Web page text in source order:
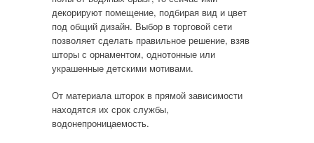
декорируют помещение, подбирая вид и цвет
под общий дизайн. Выбор в торговой сети
позволяет сделать правильное решение, взяв
шторы с орнаментом, однотонные или
украшенные детскими мотивами.
От материала шторок в прямой зависимости
находятся их срок службы,
водонепроницаемость.